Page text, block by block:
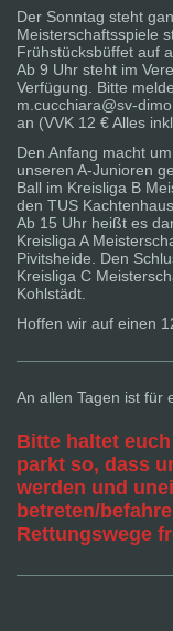
Der Sonntag steht
Meisterschaftsspiele
Frühstücksbüffet auf
Ab 9 Uhr steht im
Verfügung. Bitte
m.cucchiara@sv-
an (VVK 12 € Alles
Den Anfang macht
unseren A-Junioren
Ball im Kreisliga B
den TUS
Ab 15 Uhr heißt es
Kreisliga A
Pivitsheide. Den
Kreisliga C
Kohlstädt.
Hoffen wir auf einen
An allen Tagen ist für
Bitte haltet
parkt so, dass
werden und
betreten/
Rettungswege